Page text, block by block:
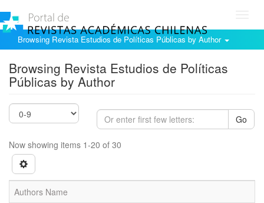
Browsing Revista Estudios de Políticas Públicas by Author
Browsing Revista Estudios de Políticas
Públicas by Author
Go
Now showing items 1-20 of 30
Authors Name